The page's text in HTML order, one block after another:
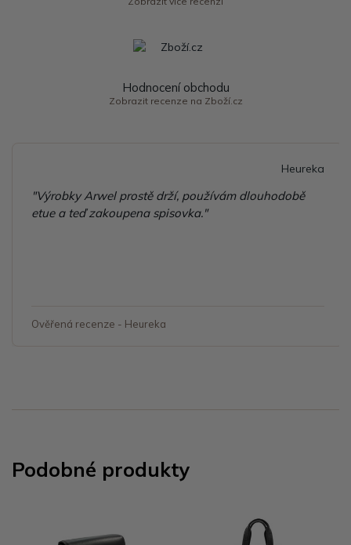
Hodnocení obchodu
Zobrazit recenze na Zboží.cz
Heureka
"Výrobky Arwel prostě drží, používám dlouhodobě
etue a teď zakoupena spisovka."
Ověřená recenze - Heureka
Podobné produkty